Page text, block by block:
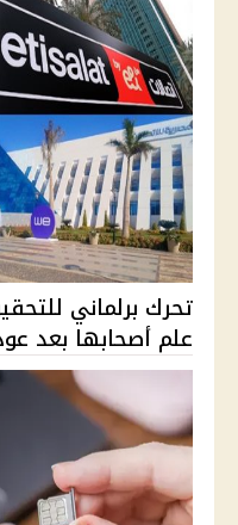
تحرك برلماني
علم أصحابها بعد